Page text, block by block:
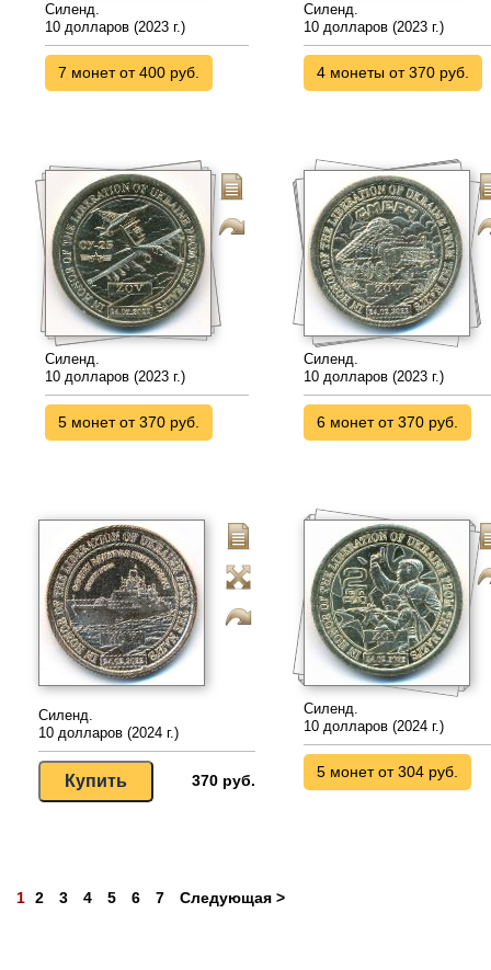
Силенд.
10 долларов (2023 г.)
7 монет от 400 руб.
Силенд.
10 долларов (2023 г.)
4 монеты от 370 руб.
Силенд.
10 долларов (2023 г.)
5 монет от 370 руб.
Силенд.
10 долларов (2023 г.)
6 монет от 370 руб.
Силенд.
10 долларов (2024 г.)
370 руб.
Силенд.
10 долларов (2024 г.)
5 монет от 304 руб.
1 2 3 4 5 6 7 Следующая >